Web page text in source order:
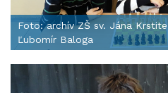
Foto: archív ZŠ sv. Jána
Ľubomír Baloga